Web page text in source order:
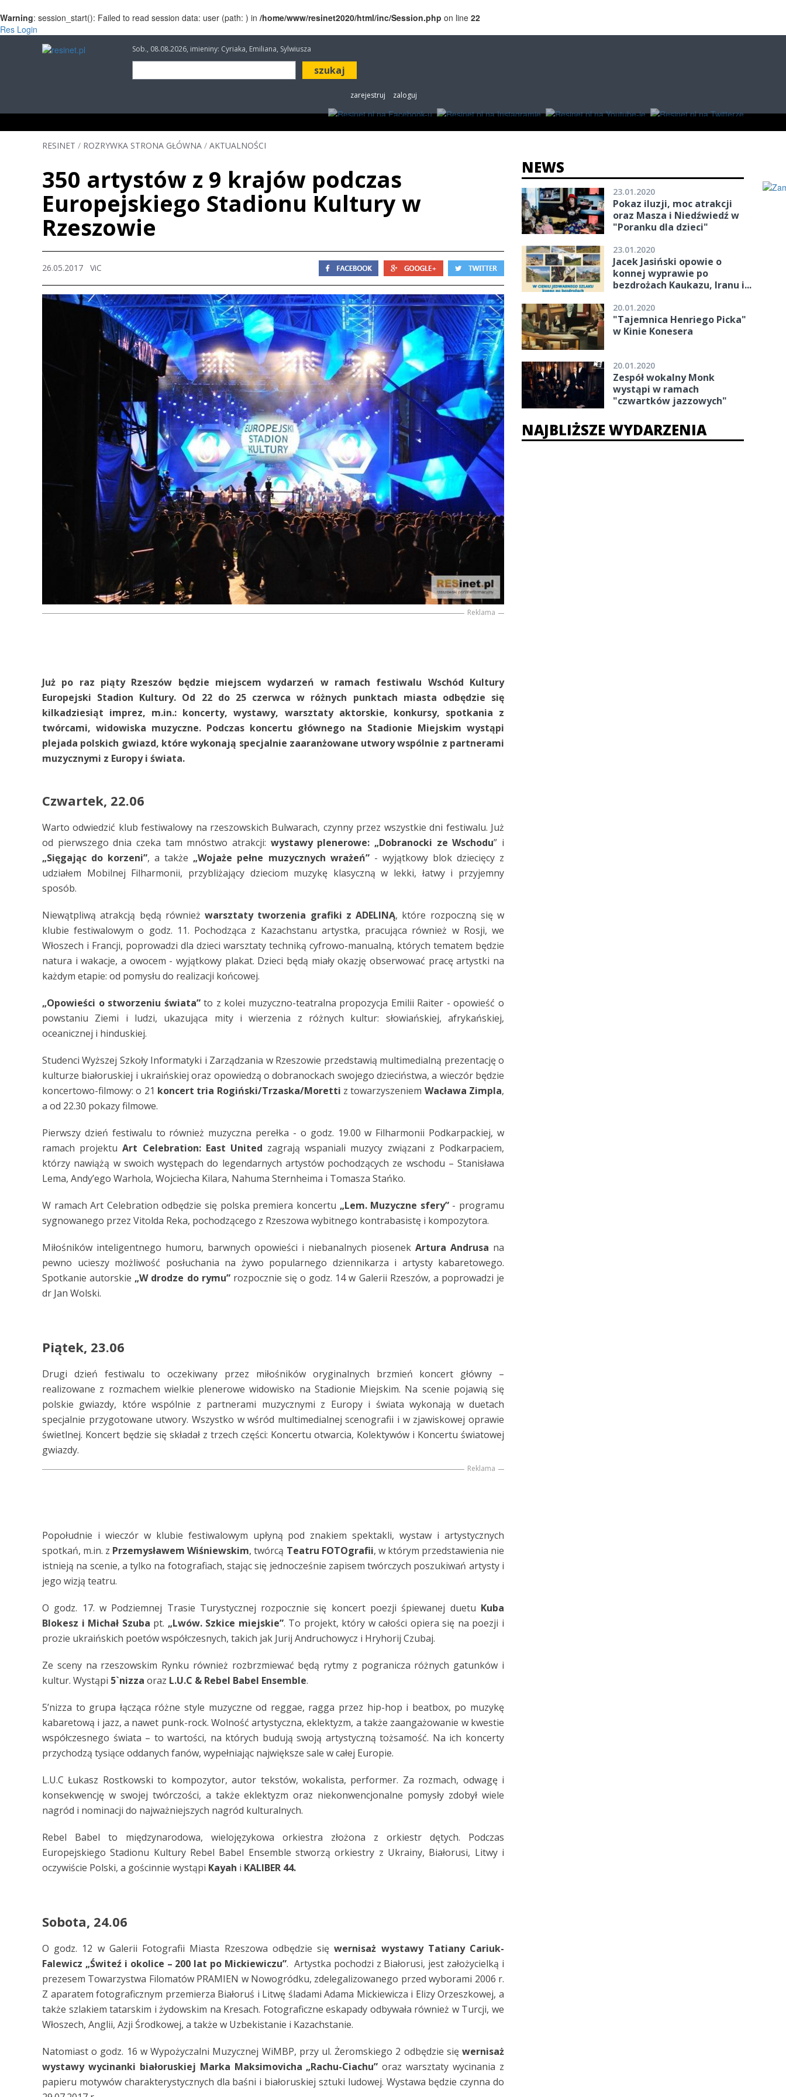
Warning: session_start(): Failed to read session data: user (path: ) in /home/www/resinet2020/html/inc/Session.php on line 22
Res Login
Sob., 08.08.2026, imieniny: Cyriaka, Emiliana, Sylwiusza
zarejestruj zaloguj
INFORMACJE INWESTYCJE IMPREZY
RESINET / ROZRYWKA STRONA GŁÓWNA / AKTUALNOŚCI
350 artystów z 9 krajów podczas
Europejskiego Stadionu Kultury w
Rzeszowie
26.05.2017 ViC
Reklama
Już po raz piąty Rzeszów będzie miejscem wydarzeń w ramach festiwalu Wschód Kultury
Europejski Stadion Kultury. Od 22 do 25 czerwca w różnych punktach miasta odbędzie się
kilkadziesiąt imprez, m.in.: koncerty, wystawy, warsztaty aktorskie, konkursy, spotkania z
twórcami, widowiska muzyczne. Podczas koncertu głównego na Stadionie Miejskim wystąpi
plejada polskich gwiazd, które wykonają specjalnie zaaranżowane utwory wspólnie z partnerami
muzycznymi z Europy i świata.
Czwartek, 22.06
Warto odwiedzić klub festiwalowy na rzeszowskich Bulwarach, czynny przez wszystkie dni festiwalu. Już
od pierwszego dnia czeka tam mnóstwo atrakcji: wystawy plenerowe: „Dobranocki ze Wschodu” i
„Sięgając do korzeni”, a także „Wojaże pełne muzycznych wrażeń” - wyjątkowy blok dziecięcy z
udziałem Mobilnej Filharmonii, przybliżający dzieciom muzykę klasyczną w lekki, łatwy i przyjemny
sposób.
Niewątpliwą atrakcją będą również warsztaty tworzenia grafiki z ADELINĄ, które rozpoczną się w
klubie festiwalowym o godz. 11. Pochodząca z Kazachstanu artystka, pracująca również w Rosji, we
Włoszech i Francji, poprowadzi dla dzieci warsztaty techniką cyfrowo-manualną, których tematem będzie
natura i wakacje, a owocem - wyjątkowy plakat. Dzieci będą miały okazję obserwować pracę artystki na
każdym etapie: od pomysłu do realizacji końcowej.
„Opowieści o stworzeniu świata”to z kolei muzyczno-teatralna propozycja Emilii Raiter - opowieść o
powstaniu Ziemi i ludzi, ukazująca mity i wierzenia z różnych kultur: słowiańskiej, afrykańskiej,
oceanicznej i hinduskiej.
Studenci Wyższej Szkoły Informatyki i Zarządzania w Rzeszowie przedstawią multimedialną prezentację o
kulturze białoruskiej i ukraińskiej oraz opowiedzą o dobranockach swojego dzieciństwa, a wieczór będzie
koncertowo-filmowy: o 21 koncert tria Rogiński/Trzaska/Moretti z towarzyszeniem Wacława Zimpla,
a od 22.30 pokazy filmowe.
Pierwszy dzień festiwalu to również muzyczna perełka - o godz. 19.00 w Filharmonii Podkarpackiej, w
ramach projektuArt Celebration: East United zagrają wspaniali muzycy związani z Podkarpaciem,
którzy nawiążą w swoich występach do legendarnych artystów pochodzących ze wschodu – Stanisława
Lema, Andy’ego Warhola, Wojciecha Kilara, Nahuma Sternheima i Tomasza Stańko.
W ramach Art Celebration odbędzie się polska premiera koncertu „Lem. Muzyczne sfery”- programu
sygnowanego przez Vitolda Reka, pochodzącego z Rzeszowa wybitnego kontrabasistę i kompozytora.
Miłośników inteligentnego humoru, barwnych opowieści i niebanalnych piosenek Artura Andrusa na
pewno ucieszy możliwość posłuchania na żywo popularnego dziennikarza i artysty kabaretowego.
Spotkanie autorskie „W drodze do rymu”rozpocznie się o godz. 14 w Galerii Rzeszów, a poprowadzi je
dr Jan Wolski.
Piątek, 23.06
Drugi dzień festiwalu to oczekiwany przez miłośników oryginalnych brzmień koncert główny –
realizowane z rozmachem wielkie plenerowe widowisko na Stadionie Miejskim. Na scenie pojawią się
polskie gwiazdy, które wspólnie z partnerami muzycznymi z Europy i świata wykonają w duetach
specjalnie przygotowane utwory. Wszystko w wśród multimedialnej scenografii i w zjawiskowej oprawie
świetlnej. Koncert będzie się składał z trzech części: Koncertu otwarcia, Kolektywów i Koncertu światowej
gwiazdy.
Reklama
Popołudnie i wieczór w klubie festiwalowym upłyną pod znakiem spektakli, wystaw i artystycznych
spotkań, m.in. z Przemysławem Wiśniewskim, twórcą Teatru FOTOgrafii, w którym przedstawienia nie
istnieją na scenie, a tylko na fotografiach, stając się jednocześnie zapisem twórczych poszukiwań artysty i
jego wizją teatru.
O godz. 17. w Podziemnej Trasie Turystycznej rozpocznie się koncert poezji śpiewanej duetu Kuba
Blokesz i Michał Szuba pt. „Lwów. Szkice miejskie”. To projekt, który w całości opiera się na poezji i
prozie ukraińskich poetów współczesnych, takich jak Jurij Andruchowycz i Hryhorij Czubaj.
Ze sceny na rzeszowskim Rynku również rozbrzmiewać będą rytmy z pogranicza różnych gatunków i
kultur. Wystąpi 5`nizza oraz L.U.C & Rebel Babel Ensemble.
5’nizza to grupa łącząca różne style muzyczne od reggae, ragga przez hip-hop i beatbox, po muzykę
kabaretową i jazz, a nawet punk-rock. Wolność artystyczna, eklektyzm, a także zaangażowanie w kwestie
współczesnego świata – to wartości, na których budują swoją artystyczną tożsamość. Na ich koncerty
przychodzą tysiące oddanych fanów, wypełniając największe sale w całej Europie.
L.U.C Łukasz Rostkowski to kompozytor, autor tekstów, wokalista, performer. Za rozmach, odwagę i
konsekwencję w swojej twórczości, a także eklektyzm oraz niekonwencjonalne pomysły zdobył wiele
nagród i nominacji do najważniejszych nagród kulturalnych.
Rebel Babel to międzynarodowa, wielojęzykowa orkiestra złożona z orkiestr dętych. Podczas
Europejskiego Stadionu Kultury Rebel Babel Ensemble stworzą orkiestry z Ukrainy, Białorusi, Litwy i
oczywiście Polski, a gościnnie wystąpi Kayah i KALIBER 44.
Sobota, 24.06
O godz. 12 w Galerii Fotografii Miasta Rzeszowa odbędzie sięwernisaż wystawy Tatiany Cariuk-
Falewicz „Świteź i okolice – 200 lat po Mickiewiczu”. Artystka pochodzi z Białorusi, jest założycielką i
prezesem Towarzystwa Filomatów PRAMIEN w Nowogródku, zdelegalizowanego przed wyborami 2006 r.
Z aparatem fotograficznym przemierza Białoruś i Litwę śladami Adama Mickiewicza i Elizy Orzeszkowej, a
także szlakiem tatarskim i żydowskim na Kresach. Fotograficzne eskapady odbywała również w Turcji, we
Włoszech, Anglii, Azji Środkowej, a także w Uzbekistanie i Kazachstanie.
Natomiast o godz. 16 w Wypożyczalni Muzycznej WiMBP, przy ul. Żeromskiego 2 odbędzie się wernisaż
wystawy wycinanki białoruskiej Marka Maksimovicha „Rachu-Ciachu” oraz warsztaty wycinania z
papieru motywów charakterystycznych dla baśni i białoruskiej sztuki ludowej. Wystawa będzie czynna do
NEWS
23.01.2020
Pokaz iluzji, moc atrakcji
oraz Masza i Niedźwiedź w
"Poranku dla dzieci"
23.01.2020
Jacek Jasiński opowie o
konnej wyprawie po
bezdrożach Kaukazu, Iranu i...
20.01.2020
"Tajemnica Henriego Picka"
w Kinie Konesera
20.01.2020
Zespół wokalny Monk
wystąpi w ramach
"czwartków jazzowych"
NAJBLIŻSZE WYDARZENIA